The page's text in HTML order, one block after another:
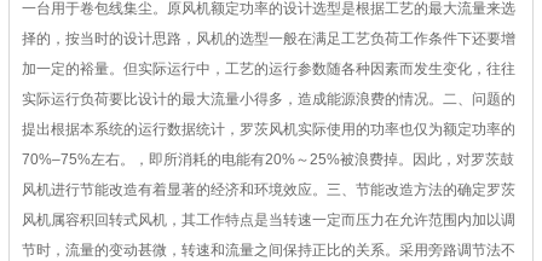
一台用于卷包线集尘。原风机额定功率的设计选型是根据工艺的最大流量来选
择的，按当时的设计思路，风机的选型一般在满足工艺负荷工作条件下还要增
加一定的裕量。但实际运行中，工艺的运行参数随各种因素而发生变化，往往
实际运行负荷要比设计的最大流量小得多，造成能源浪费的情况。二、问题的
提出根据本系统的运行数据统计，罗茨风机实际使用的功率也仅为额定功率的
70%–75%左右。，即所消耗的电能有20%～25%被浪费掉。因此，对罗茨鼓
风机进行节能改造有着显著的经济和环境效应。三、节能改造方法的确定罗茨
风机属容积回转式风机，其工作特点是当转速一定而压力在允许范围内加以调
节时，流量的变动甚微，转速和流量之间保持正比的关系。采用旁路调节法不